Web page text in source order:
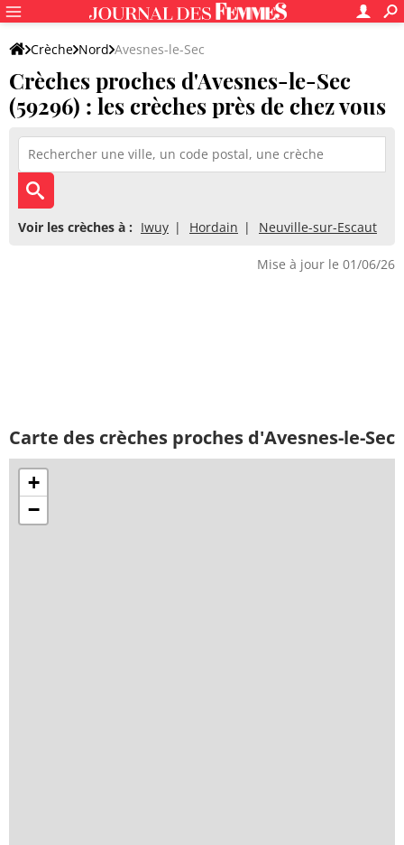
Crèche Nord Avesnes-le-Sec
Crèches proches d'Avesnes-le-Sec
(59296) : les crèches près de chez vous
Voir les crèches à : Iwuy Hordain Neuville-sur-Escaut
Mise à jour le 01/06/26
Carte des crèches proches d'Avesnes-le-Sec
+
−